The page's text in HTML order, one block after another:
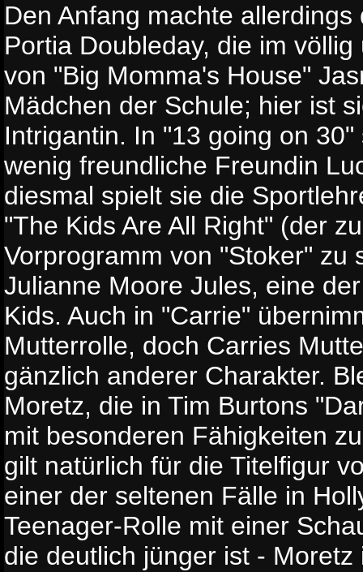
Den Anfang machte
Portia Doubleday, die im
von "Big Momma's House"
Mädchen der Schule; hier ist
Intrigantin. In "13 going on
wenig freundliche Freundin
diesmal spielt sie die
"The Kids Are All Right" (der
Vorprogramm von "Stoker" zu
Julianne Moore Jules, eine
Kids. Auch in "Carrie"
Mutterrolle, doch Carries
gänzlich anderer Charakter.
Moretz, die in Tim Burtons
mit besonderen Fähigkeiten
gilt natürlich für die Titelfigur
einer der seltenen Fälle in
Teenager-Rolle mit einer
die deutlich jünger ist -